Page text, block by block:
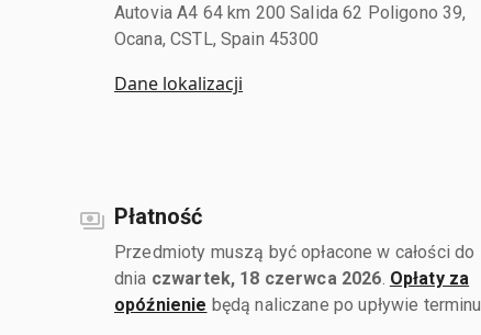
Autovia A4 64 km 200 Salida 62 Poligono 39,
Ocana, CSTL, Spain 45300
Dane lokalizacji
Płatność
Przedmioty muszą być opłacone w całości do
dnia czwartek, 18 czerwca 2026 Opłaty za
opóźnienie będą naliczane po upływie terminu.